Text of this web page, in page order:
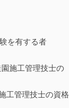
を有する者
施工管理技士の
工管理技士の資格